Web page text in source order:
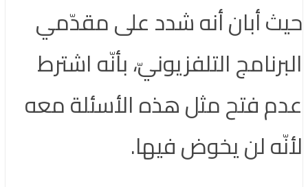
حيث أبان أنه شدد على مقدّمي
البرنامج التلفزيونيّ، بأنّه اشترط
عدم فتح مثل هذه الأسئلة معه
لأنّه لن يخوض فيها.